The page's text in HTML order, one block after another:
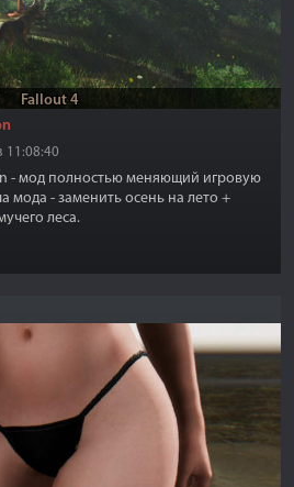
Fallout 4
11:08:40
- мод полностью меняющий игровую
мода - заменить осень на лето +
леса.